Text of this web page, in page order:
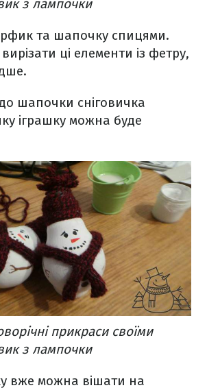
з лампочки
та шапочку спицями.
ці елементи із фетру,
шапочки сніговичка
іграшку можна буде
прикраси своїми
з лампочки
вже можна вішати на